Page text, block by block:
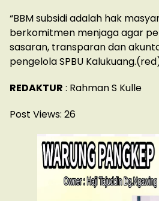
“BBM subsidi adalah hak
berkomitmen menjaga agar
sasaran, transparan dan
pengelola SPBU
REDAKTUR : Rahman S Kulle
Post Views: 26